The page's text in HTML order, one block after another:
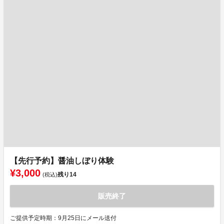
【先行予約】醤油しぼり体験
¥3,000 (税込)残り14
販売終了
ご提供予定時期：9月25日にメール送付